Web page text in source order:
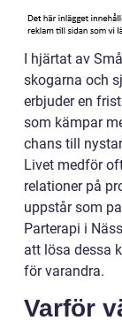
I hjärtat av
skogarna och
erbjuder en
som kämpar
chans till
Livet medför
relationer på
uppstår som
Parterapi i
att lösa dessa
för varandra.
Varför